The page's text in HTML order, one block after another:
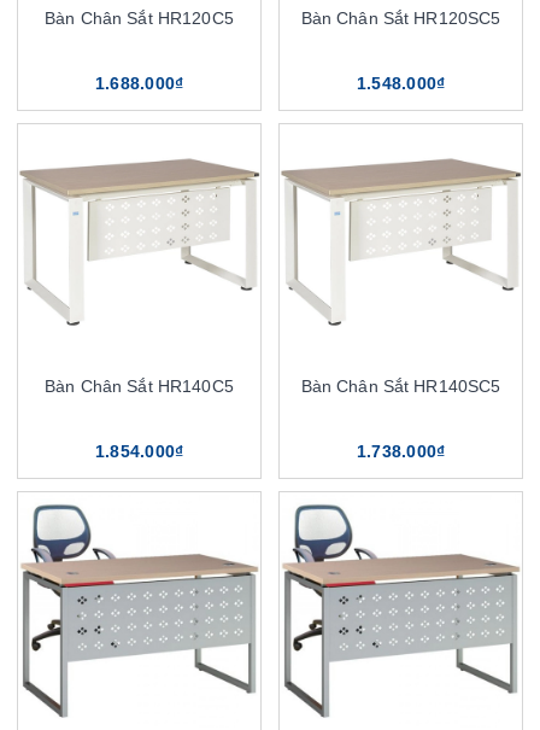
Bàn Chân Sắt HR120C5
1.688.000₫
Bàn Chân Sắt HR120SC5
1.548.000₫
Bàn Chân Sắt HR140C5
1.854.000₫
Bàn Chân Sắt HR140SC5
1.738.000₫